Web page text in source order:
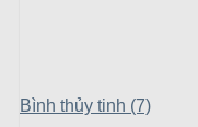
Bình thủy tinh (7)